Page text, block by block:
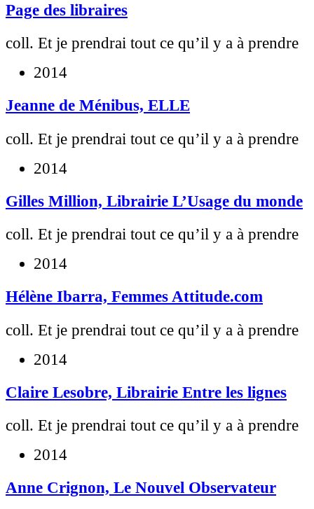
Page des libraires
coll. Et je prendrai tout ce qu’il y a à prendre
2014
Jeanne de Ménibus, ELLE
coll. Et je prendrai tout ce qu’il y a à prendre
2014
Gilles Million, Librairie L’Usage du monde
coll. Et je prendrai tout ce qu’il y a à prendre
2014
Hélène Ibarra, Femmes Attitude.com
coll. Et je prendrai tout ce qu’il y a à prendre
2014
Claire Lesobre, Librairie Entre les lignes
coll. Et je prendrai tout ce qu’il y a à prendre
2014
Anne Crignon, Le Nouvel Observateur